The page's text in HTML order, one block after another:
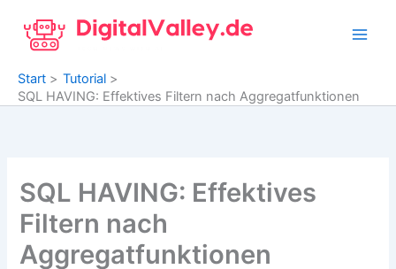
Inhalt
springen
Start
Tutorial
SQL HAVING: Effektives Filtern nach Aggregatfunktionen
SQL HAVING: Effektives
Filtern nach
Aggregatfunktionen